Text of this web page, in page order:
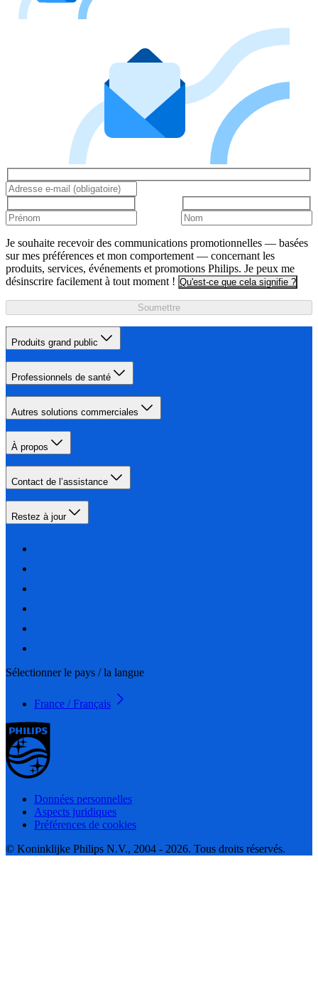
Je souhaite recevoir des communications promotionnelles — basées
sur mes préférences et mon comportement — concernant les
produits, services, événements et promotions Philips. Je peux me
désinscrire facilement à tout moment ! Qu'est-ce que cela signifie ?
Soumettre
Produits grand public
Professionnels de santé
Autres solutions commerciales
À propos
Contact de l’assistance
Restez à jour
Sélectionner le pays / la langue
France / Français
Données personnelles
Aspects juridiques
Préférences de cookies
© Koninklijke Philips N.V., 2004 - 2026. Tous droits réservés.